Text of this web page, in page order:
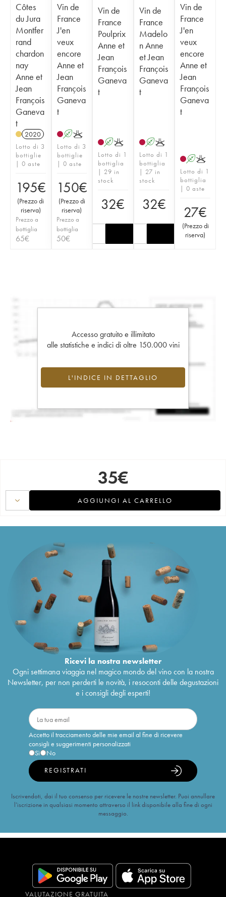
Côtes
du Jura
Montfer
rand
chardon
nay
Anne et
Jean
François
Ganeva
t
2020
Lotto di 3
bottiglie
| 0 aste
195€
(Prezzo di
riserva)
Prezzo a
bottiglia
65€
Vin de
France
J'en
veux
encore
Anne et
Jean
François
Ganeva
t
AK
Lotto di 3
bottiglie
| 0 aste
150€
(Prezzo di
riserva)
Prezzo a
bottiglia
50€
Vin de
France
Poulprix
Anne et
Jean
François
Ganeva
t
AK
Lotto di 1
bottiglia
| 29 in
stock
32€
Vin de
France
Madelo
n Anne
et Jean
François
Ganeva
t
AK
Lotto di 1
bottiglia
| 27 in
stock
32€
Vin de
France
J'en
veux
encore
Anne et
Jean
François
Ganeva
t
AK
Lotto di 1
bottiglia
| 0 aste
27€
(Prezzo di
riserva)
Accesso gratuito e illimitato
alle statistiche e indici di oltre 150.000 vini
L'INDICE IN DETTAGLIO
35€
AGGIUNGI AL CARRELLO
Ricevi la nostra newsletter
Ogni settimana viaggia nel magico mondo del vino con la nostra
Newsletter, per non perderti le novità, i resoconti delle degustazioni
e i consigli degli esperti!
Accetto il tracciamento delle mie email al fine di ricevere
consigli e suggerimenti personalizzati
Sì
No
REGISTRATI
Iscrivendoti, dai il tuo consenso per ricevere le nostre newsletter. Puoi annullare
l’iscrizione in qualsiasi momento attraverso il link disponibile alla fine di ogni
messaggio.
VALUTAZIONE GRATUITA